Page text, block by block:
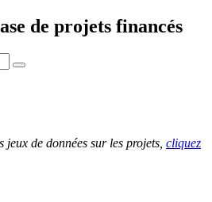
de projets financés
jeux de données sur les projets, cliquez